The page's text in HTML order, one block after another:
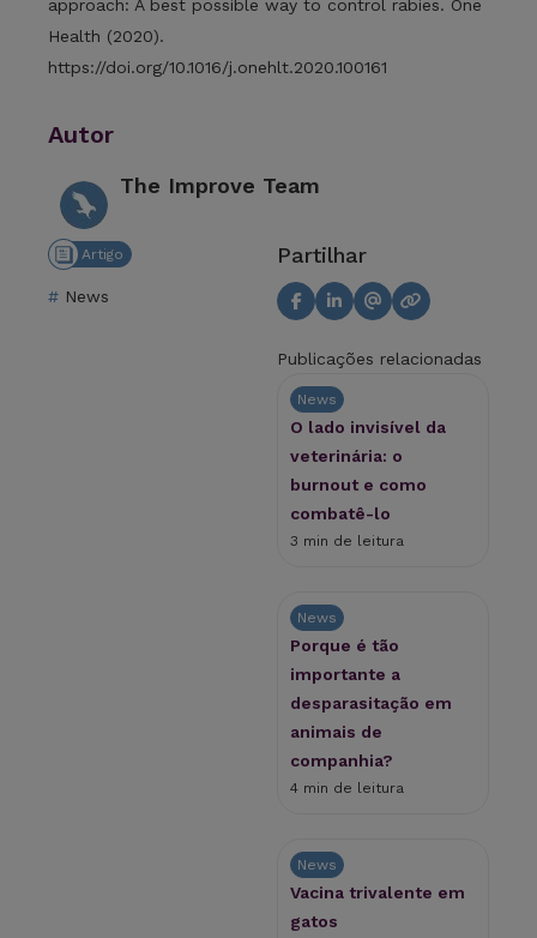
Artigo
News
approach: A best possible way to control rabies. One
Health (2020).
https://doi.org/10.1016/j.onehlt.2020.100161
Autor
The Improve Team
Partilhar
Publicações relacionadas
News
O lado invisível da
veterinária: o
burnout e como
combatê-lo
3 min de leitura
News
Porque é tão
importante a
desparasitação em
animais de
companhia?
4 min de leitura
News
Vacina trivalente em
gatos